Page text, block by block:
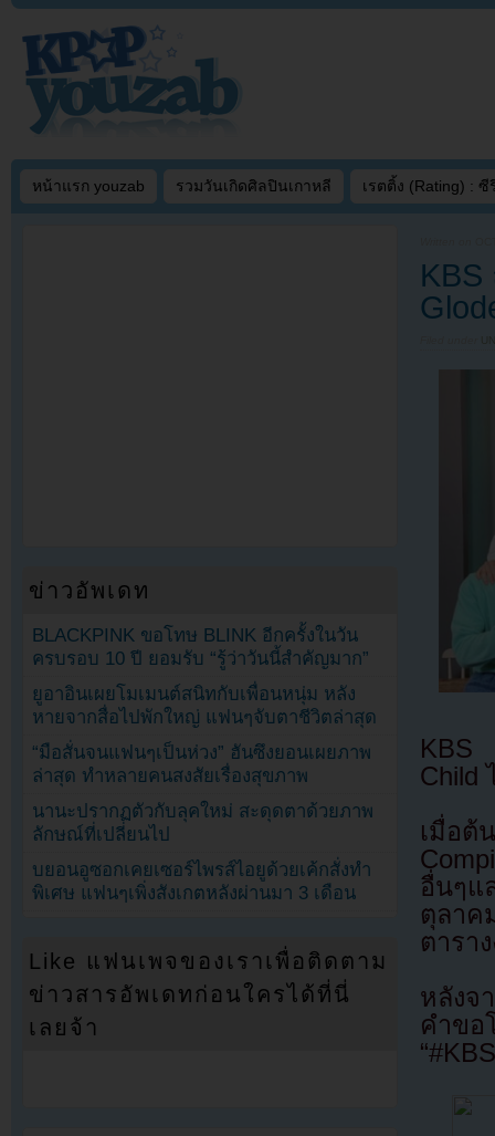
หน้าแรก youzab รวมวันเกิดศิลปินเกาหลี เรตติ้ง (Rating) : ซี
KBS
Child
เมื่อต้
อื่นๆ
ตุลาค
ตารา
หลังจ
คำขอ
ข่าวอัพเดท
BLACKPINK ขอโทษ BLINK อีกครั้งในวัน
ครบรอบ 10 ปี ยอมรับ “รู้ว่าวันนี้สำคัญมาก”
ยูอาอินเผยโมเมนต์สนิทกับเพื่อนหนุ่ม หลัง
หายจากสื่อไปพักใหญ่ แฟนๆจับตาชีวิตล่าสุด
“มือสั่นจนแฟนๆเป็นห่วง” ฮันซึงยอนเผยภาพ
ล่าสุด ทำหลายคนสงสัยเรื่องสุขภาพ
นานะปรากฏตัวกับลุคใหม่ สะดุดตาด้วยภาพ
ลักษณ์ที่เปลี่ยนไป
บยอนอูซอกเคยเซอร์ไพรส์ไอยูด้วยเค้กสั่งทำ
พิเศษ แฟนๆเพิ่งสังเกตหลังผ่านมา 3 เดือน
Like แฟนเพจของเราเพื่อติดตาม
ข่าวสารอัพเดทก่อนใครได้ที่นี่
เลยจ้า